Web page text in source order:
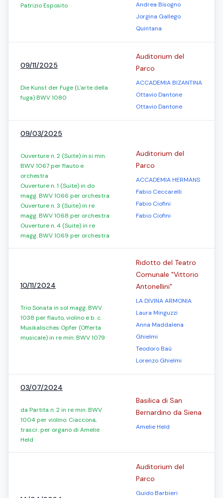
Patrizio Esposito
Andrea Bisogno
Jorgina Gallego
Quintana
09/11/2025
Die Kunst der Fuge (L'arte della
fuga) BWV 1080
Auditorium del
Parco
ACCADEMIA BIZANTINA
Ottavio Dantone
Ottavio Dantone
09/03/2025
Ouverture n. 2 (Suite) in si min.
BWV 1067 per flauto e
orchestra
Ouverture n. 1 (Suite) in do
magg. BWV 1066 per orchestra
Ouverture n. 3 (Suite) in re
magg. BWV 1068 per orchestra
Ouverture n. 4 (Suite) in re
magg. BWV 1069 per orchestra
Auditorium del
Parco
ACCADEMIA HERMANS
Fabio Ceccarelli
Fabio Ciofini
Fabio Ciofini
10/11/2024
Trio Sonata in sol magg. BWV
1038 per flauto, violino e b. c.
Musikalisches Opfer (Offerta
musicale) in re min. BWV 1079
Ridotto del Teatro
Comunale "Vittorio
Antonellini"
LA DIVINA ARMONIA
Laura Minguzzi
Anna Maddalena
Ghielmi
Teodoro Baù
Lorenzo Ghielmi
03/07/2024
da Partita n. 2 in re min. BWV
1004 per violino: Ciaccona,
trascr. per organo di Amelie
Held
Basilica di San
Bernardino da Siena
Amelie Held
Auditorium del
Parco
Guido Barbieri